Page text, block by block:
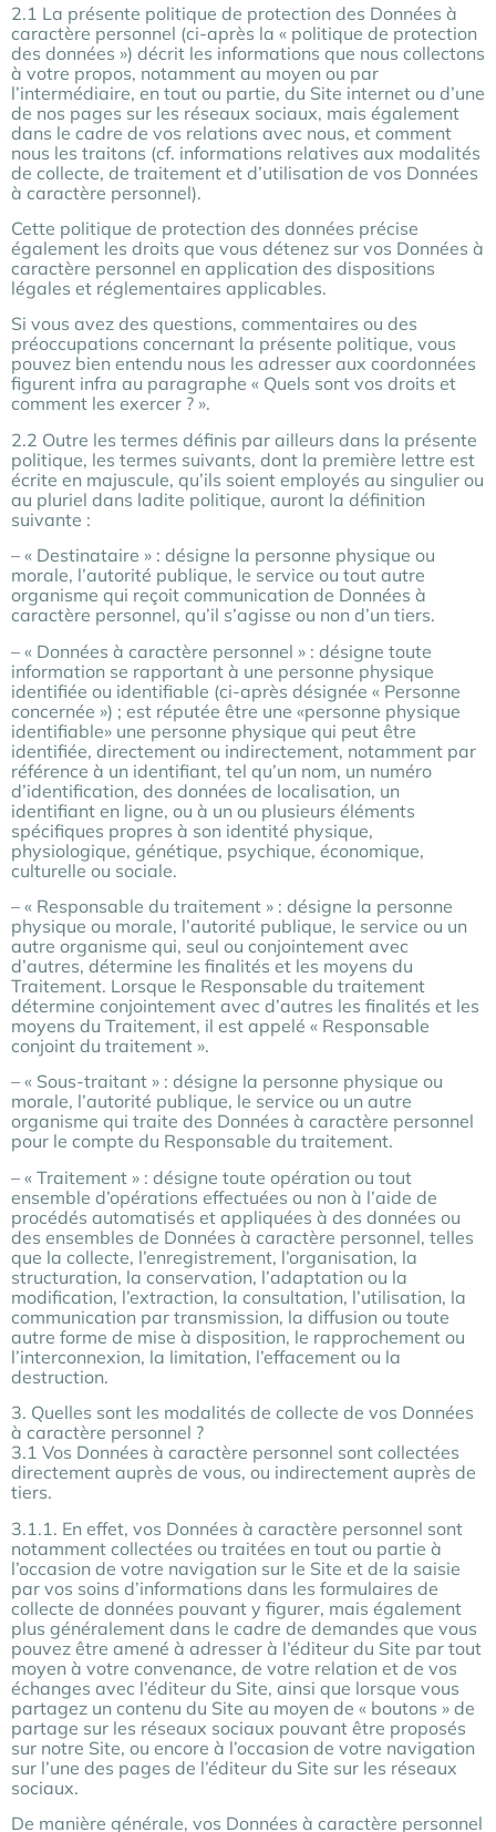
2.1 La présente politique de protection des Données à
caractère personnel (ci-après la « politique de protection
des données ») décrit les informations que nous collectons
à votre propos, notamment au moyen ou par
l’intermédiaire, en tout ou partie, du Site internet ou d’une
de nos pages sur les réseaux sociaux, mais également
dans le cadre de vos relations avec nous, et comment
nous les traitons (cf. informations relatives aux modalités
de collecte, de traitement et d’utilisation de vos Données
à caractère personnel).
Cette politique de protection des données précise
également les droits que vous détenez sur vos Données à
caractère personnel en application des dispositions
légales et réglementaires applicables.
Si vous avez des questions, commentaires ou des
préoccupations concernant la présente politique, vous
pouvez bien entendu nous les adresser aux coordonnées
figurent infra au paragraphe « Quels sont vos droits et
comment les exercer ? ».
2.2 Outre les termes définis par ailleurs dans la présente
politique, les termes suivants, dont la première lettre est
écrite en majuscule, qu’ils soient employés au singulier ou
au pluriel dans ladite politique, auront la définition
suivante :
– « Destinataire » : désigne la personne physique ou
morale, l’autorité publique, le service ou tout autre
organisme qui reçoit communication de Données à
caractère personnel, qu’il s’agisse ou non d’un tiers.
– « Données à caractère personnel » : désigne toute
information se rapportant à une personne physique
identifiée ou identifiable (ci-après désignée « Personne
concernée ») ; est réputée être une «personne physique
identifiable» une personne physique qui peut être
identifiée, directement ou indirectement, notamment par
référence à un identifiant, tel qu’un nom, un numéro
d’identification, des données de localisation, un
identifiant en ligne, ou à un ou plusieurs éléments
spécifiques propres à son identité physique,
physiologique, génétique, psychique, économique,
culturelle ou sociale.
– « Responsable du traitement » : désigne la personne
physique ou morale, l’autorité publique, le service ou un
autre organisme qui, seul ou conjointement avec
d’autres, détermine les finalités et les moyens du
Traitement. Lorsque le Responsable du traitement
détermine conjointement avec d’autres les finalités et les
moyens du Traitement, il est appelé « Responsable
conjoint du traitement ».
– « Sous-traitant » : désigne la personne physique ou
morale, l’autorité publique, le service ou un autre
organisme qui traite des Données à caractère personnel
pour le compte du Responsable du traitement.
– « Traitement » : désigne toute opération ou tout
ensemble d’opérations effectuées ou non à l’aide de
procédés automatisés et appliquées à des données ou
des ensembles de Données à caractère personnel, telles
que la collecte, l’enregistrement, l’organisation, la
structuration, la conservation, l’adaptation ou la
modification, l’extraction, la consultation, l’utilisation, la
communication par transmission, la diffusion ou toute
autre forme de mise à disposition, le rapprochement ou
l’interconnexion, la limitation, l’effacement ou la
destruction.
3. Quelles sont les modalités de collecte de vos Données
à caractère personnel ?
3.1 Vos Données à caractère personnel sont collectées
directement auprès de vous, ou indirectement auprès de
tiers.
3.1.1. En effet, vos Données à caractère personnel sont
notamment collectées ou traitées en tout ou partie à
l’occasion de votre navigation sur le Site et de la saisie
par vos soins d’informations dans les formulaires de
collecte de données pouvant y figurer, mais également
plus généralement dans le cadre de demandes que vous
pouvez être amené à adresser à l’éditeur du Site par tout
moyen à votre convenance, de votre relation et de vos
échanges avec l’éditeur du Site, ainsi que lorsque vous
partagez un contenu du Site au moyen de « boutons » de
partage sur les réseaux sociaux pouvant être proposés
sur notre Site, ou encore à l’occasion de votre navigation
sur l’une des pages de l’éditeur du Site sur les réseaux
sociaux.
De manière générale, vos Données à caractère personnel